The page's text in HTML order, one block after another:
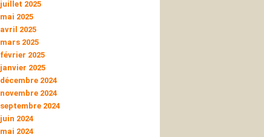
juillet 2025
mai 2025
avril 2025
mars 2025
février 2025
janvier 2025
décembre 2024
novembre 2024
septembre 2024
juin 2024
mai 2024